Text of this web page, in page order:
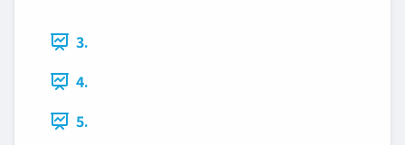
3.
4.
5.